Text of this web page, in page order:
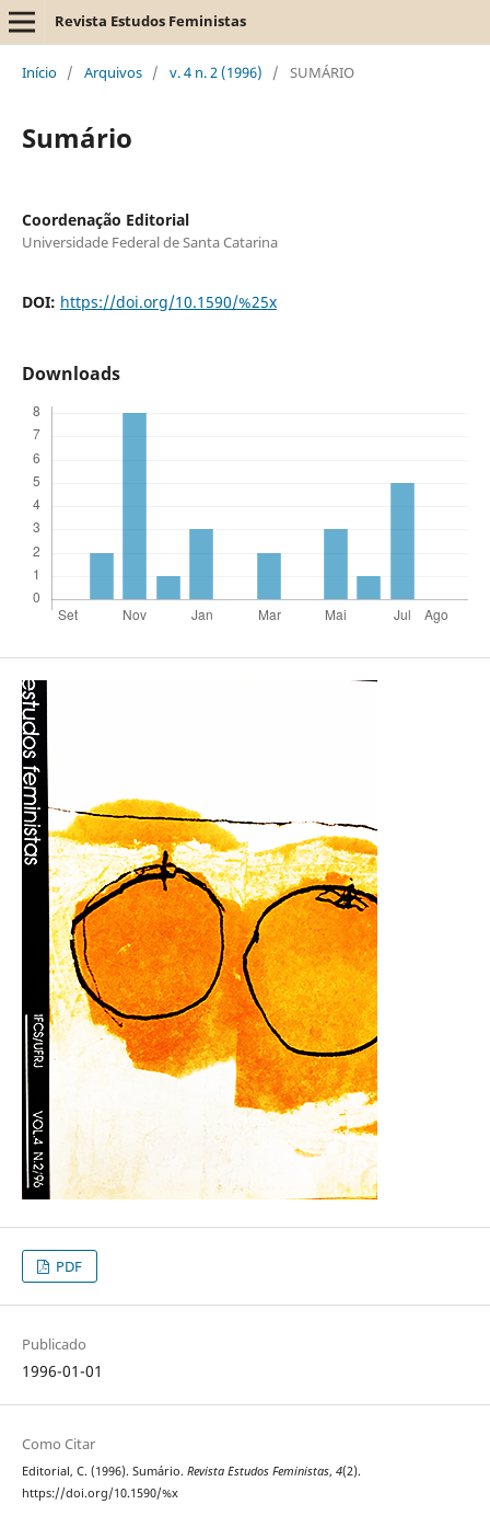
Revista Estudos Feministas
Início / Arquivos / v. 4 n. 2 (1996) / SUMÁRIO
Sumário
Coordenação Editorial
Universidade Federal de Santa Catarina
DOI: https://doi.org/10.1590/%25x
Downloads
PDF
Publicado
1996-01-01
Como Citar
Editorial, C. (1996). Sumário. Revista Estudos Feministas, 4(2).
https://doi.org/10.1590/%x